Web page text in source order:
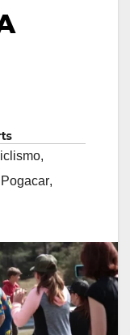
,
,